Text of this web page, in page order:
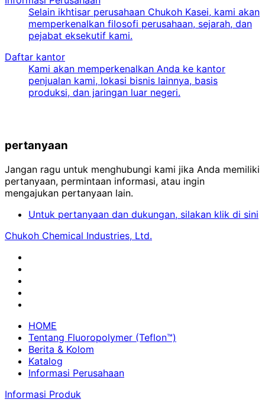
Selain ikhtisar perusahaan Chukoh Kasei, kami akan
memperkenalkan filosofi perusahaan, sejarah, dan
pejabat eksekutif kami.
Daftar kantor
Kami akan memperkenalkan Anda ke kantor
penjualan kami, lokasi bisnis lainnya, basis
produksi, dan jaringan luar negeri.
pertanyaan
Jangan ragu untuk menghubungi kami jika Anda memiliki
pertanyaan, permintaan informasi, atau ingin
mengajukan pertanyaan lain.
Untuk pertanyaan dan dukungan, silakan klik di sini
Chukoh Chemical Industries, Ltd.
HOME
Tentang Fluoropolymer (Teflon™)
Berita & Kolom
Katalog
Informasi Perusahaan
Informasi Produk